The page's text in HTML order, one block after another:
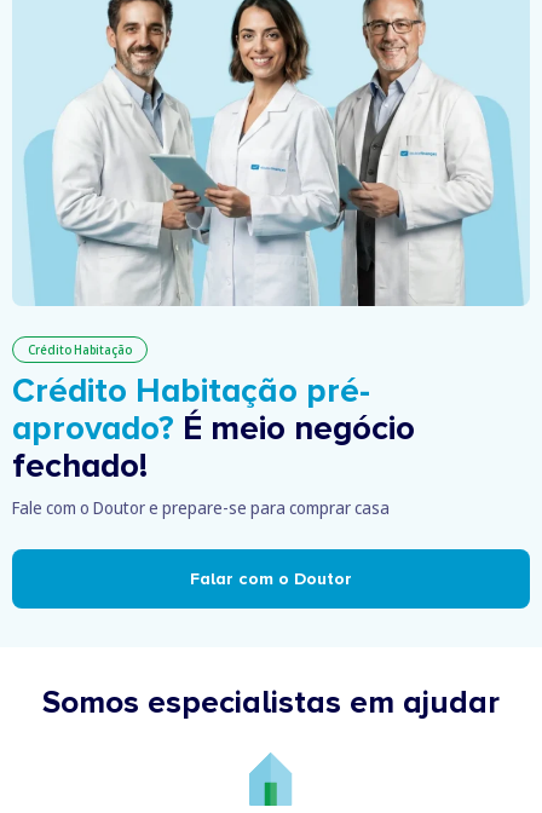
Crédito Habitação
Crédito Habitação pré-
aprovado? É meio negócio
fechado!
Fale com o Doutor e prepare-se para comprar casa
Falar com o Doutor
Somos especialistas em ajudar